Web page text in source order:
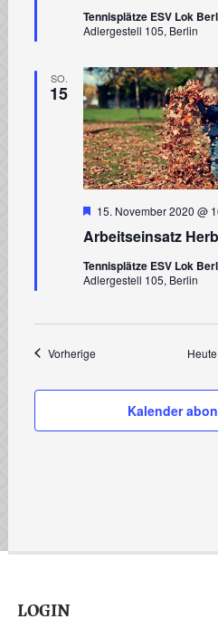
Tennisplätze ESV Lok
Adlergestell 105, Berlin
SO.
15
Arbeitseinsatz
Hervorgehoben
15. November 2020 @
Tennisplätze ESV Lok
Adlergestell 105, Berlin
Vorherige Heute
Kalender
LOGIN